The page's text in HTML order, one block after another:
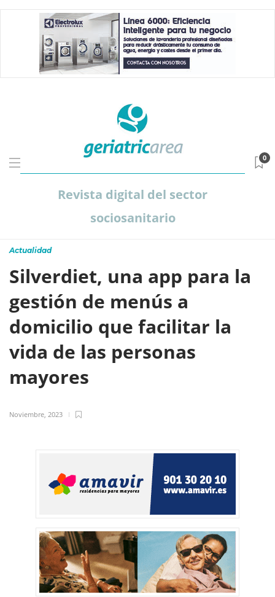
Revista digital del sector
sociosanitario
0
Actualidad
Silverdiet, una app para la
gestión de menús a
domicilio que facilitar la
vida de las personas
mayores
Noviembre, 2023